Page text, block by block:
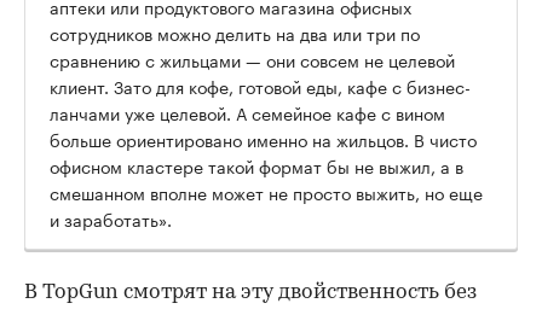
аптеки или продуктового магазина офисных
сотрудников можно делить на два или три по
сравнению с жильцами — они совсем не целевой
клиент. Зато для кофе, готовой еды, кафе с бизнес-
ланчами уже целевой. А семейное кафе с вином
больше ориентировано именно на жильцов. В чисто
офисном кластере такой формат бы не выжил, а в
смешанном вполне может не просто выжить, но еще
и заработать».
В TopGun смотрят на эту двойственность без